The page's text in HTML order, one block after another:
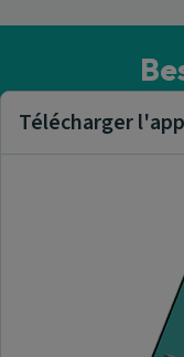
Visitez notre
Trouver
A propos
Télécharger